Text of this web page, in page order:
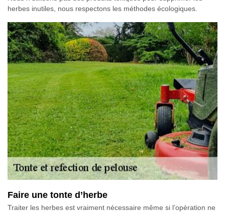
herbes inutiles, nous respectons les méthodes écologiques.
Faire une tonte d’herbe
Traiter les herbes est vraiment nécessaire même si l’opération ne